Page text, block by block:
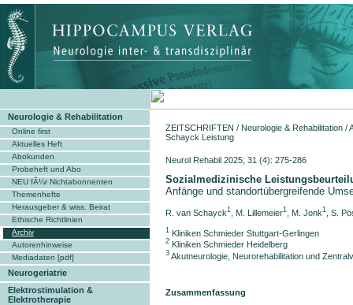
Neurologie & Rehabilitation
Online first
Aktuelles Heft
Abokunden
Probeheft und Abo
NEU fÃ¼r Nichtabonnenten
Themenhefte
Herausgeber & wiss. Beirat
Ethische Richtlinien
Archiv
Autorenhinweise
Mediadaten [pdf]
Neurogeriatrie
Elektrostimulation &
Elektrotherapie
ZEITSCHRIFTEN / Neurologie & Rehabilitation /
Schayck Leistung
Neurol Rehabil 2025; 31 (4): 275-286
Sozialmedizinische
Anfänge und standortübergreifende
R. van Schayck1 , M. Lillemeier1 , M. Jonk1 , S.
1 Kliniken Schmieder Stuttgart-Gerlingen
2 Kliniken Schmieder Heidelberg
3 Akutneurologie, Neurorehabilitation und
Zusammenfassung